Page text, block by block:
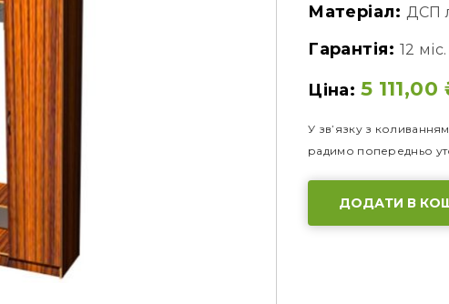
Матеріал: ДСП
Гарантія: 12 міс.
Ціна: 5 111,00
У зв’язку з
радимо попередньо
ДОДАТИ В